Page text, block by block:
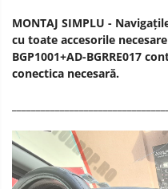
MONTAJ SIMPLU -
cu toate accesorile
BGP1001+AD-BGRRE017
conectica necesară.